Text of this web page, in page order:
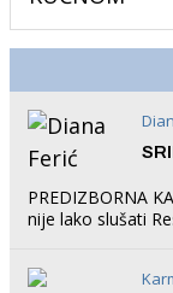
PREDIZBORNA
nije lako slušati